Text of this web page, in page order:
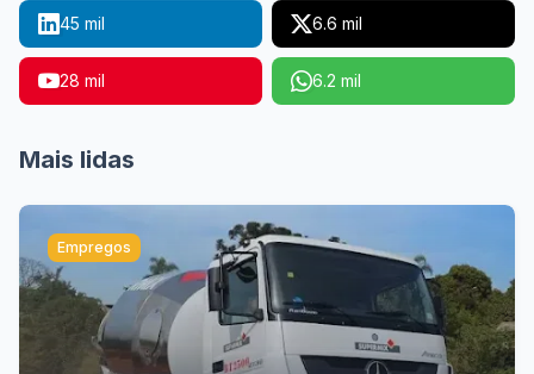
45 mil 6.6 mil
28 mil 6.2 mil
Mais lidas
Empregos